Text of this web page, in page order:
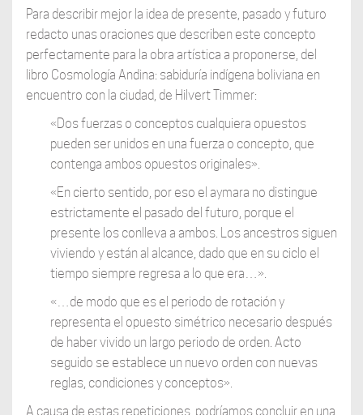
Para describir mejor la idea de presente, pasado y futuro
redacto unas oraciones que describen este concepto
perfectamente para la obra artística a proponerse, del
libro Cosmología Andina: sabiduría indígena boliviana en
encuentro con la ciudad, de Hilvert Timmer:
«Dos fuerzas o conceptos cualquiera opuestos
pueden ser unidos en una fuerza o concepto, que
contenga ambos opuestos originales».
«En cierto sentido, por eso el aymara no distingue
estrictamente el pasado del futuro, porque el
presente los conlleva a ambos. Los ancestros siguen
viviendo y están al alcance, dado que en su ciclo el
tiempo siempre regresa a lo que era…».
«…de modo que es el periodo de rotación y
representa el opuesto simétrico necesario después
de haber vivido un largo periodo de orden. Acto
seguido se establece un nuevo orden con nuevas
reglas, condiciones y conceptos».
A causa de estas repeticiones, podríamos concluir en una